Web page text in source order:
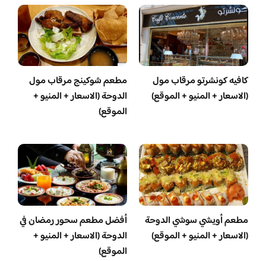
كافيه كونشرتو مرقاب مول
(الاسعار + المنيو + الموقع)
مطعم شوكينج مرقاب مول
الدوحة (الاسعار + المنيو +
الموقع)
مطعم أويشي سوشي الدوحة
(الاسعار + المنيو + الموقع)
أفضل مطعم سحور رمضان في
الدوحة (الاسعار + المنيو +
الموقع)